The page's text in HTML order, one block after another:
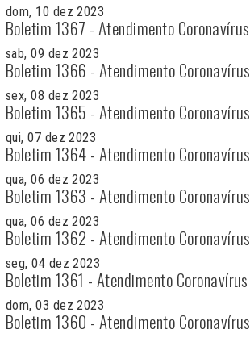
dom, 10 dez 2023
Boletim 1367 - Atendimento Coronavírus
sab, 09 dez 2023
Boletim 1366 - Atendimento Coronavírus
sex, 08 dez 2023
Boletim 1365 - Atendimento Coronavírus
qui, 07 dez 2023
Boletim 1364 - Atendimento Coronavírus
qua, 06 dez 2023
Boletim 1363 - Atendimento Coronavírus
qua, 06 dez 2023
Boletim 1362 - Atendimento Coronavírus
seg, 04 dez 2023
Boletim 1361 - Atendimento Coronavírus
dom, 03 dez 2023
Boletim 1360 - Atendimento Coronavírus